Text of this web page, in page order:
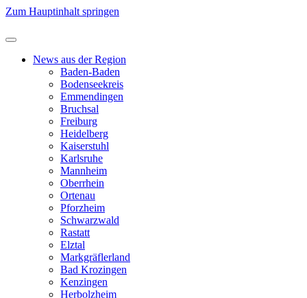
Zum Hauptinhalt springen
News aus der Region
Baden-Baden
Bodenseekreis
Emmendingen
Bruchsal
Freiburg
Heidelberg
Kaiserstuhl
Karlsruhe
Mannheim
Oberrhein
Ortenau
Pforzheim
Schwarzwald
Rastatt
Elztal
Markgräflerland
Bad Krozingen
Kenzingen
Herbolzheim